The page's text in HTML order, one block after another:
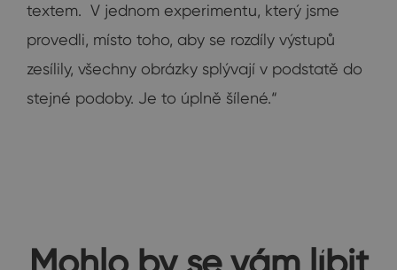
textem. V jednom experimentu, který jsme
provedli, místo toho, aby se rozdíly výstupů
zesílily, všechny obrázky splývají v podstatě do
stejné podoby. Je to úplně šílené.“